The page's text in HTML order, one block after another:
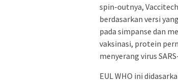
spin-outnya,
berdasarkan versi
pada simpanse dan
vaksinasi, protein
menyerang virus
EUL WHO ini